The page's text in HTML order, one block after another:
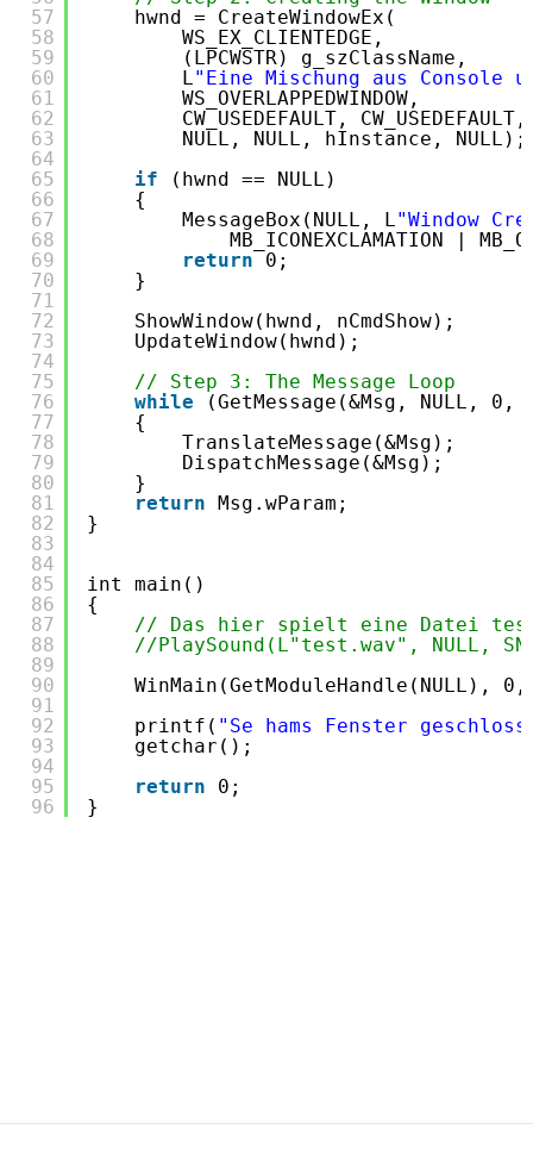
57
58
59
60
61
62
63
64
65
66
67
68
69
70
71
72
73
74
75
76
77
78
79
80
81
82
83
84
85
86
87
88
89
90
91
92
93
94
95
96
hwnd = CreateWindowEx(
WS_EX_CLIENTEDGE,
(LPCWSTR) g_szClassName,
L"Eine Mischung aus Console
WS_OVERLAPPEDWINDOW,
CW_USEDEFAULT,
NULL, NULL, hInstance, NULL);
if
(hwnd == NULL)
{
MessageBox(NULL, L"Window
MB_ICONEXCLAMATION |
return
0;
}
ShowWindow(hwnd, nCmdShow);
UpdateWindow(hwnd);
// Step 3: The Message Loop
while
(GetMessage(&Msg, NULL,
{
TranslateMessage(&Msg);
DispatchMessage(&Msg);
}
return
Msg.wParam;
}
int main()
{
// Das hier spielt eine Datei
//PlaySound(L"test.wav", NULL,
WinMain(GetModuleHandle(NULL),
printf( "Se hams Fenster
getchar();
return
0;
}